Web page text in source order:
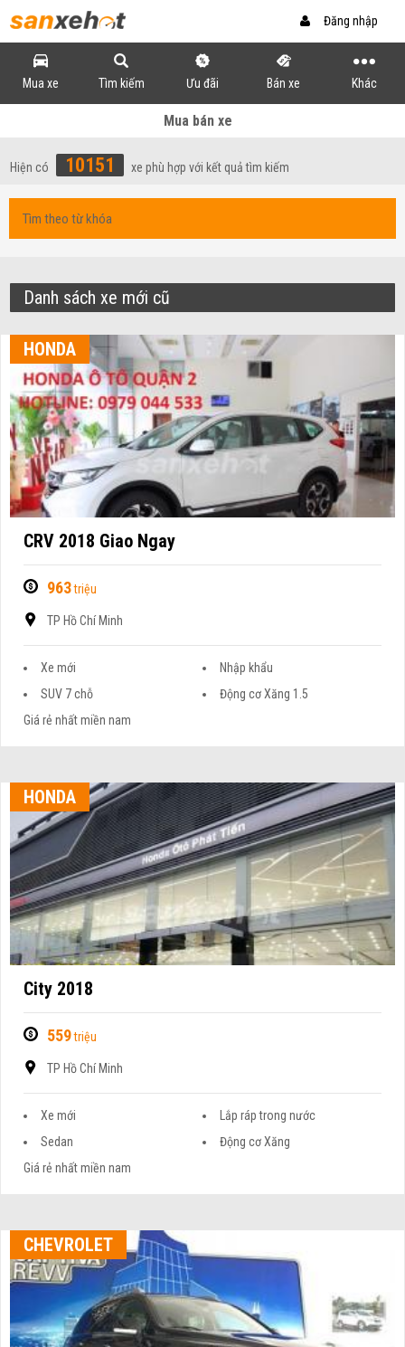
Đăng nhập
Mua xe Tìm kiếm Ưu đãi Bán xe Khác
Mua bán xe
Hiện có 10151 xe phù hợp với kết quả tìm kiếm
Danh sách xe mới cũ
HONDA
CRV 2018 Giao Ngay
963triệu
TP Hồ Chí Minh
Xe mới
Nhập khẩu
SUV 7 chỗ
Động cơ Xăng 1.5
Giá rẻ nhất miền nam
HONDA
City 2018
559triệu
TP Hồ Chí Minh
Xe mới
Lắp ráp trong nước
Sedan
Động cơ Xăng
Giá rẻ nhất miền nam
CHEVROLET